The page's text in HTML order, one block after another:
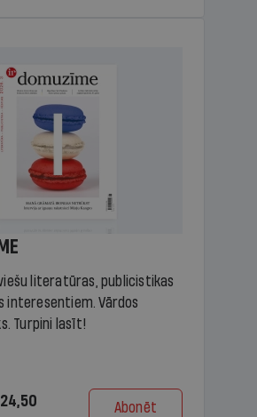
literatūras, publicistikas
interesentiem. Vārdos
Turpini lasīt!
Abonēt